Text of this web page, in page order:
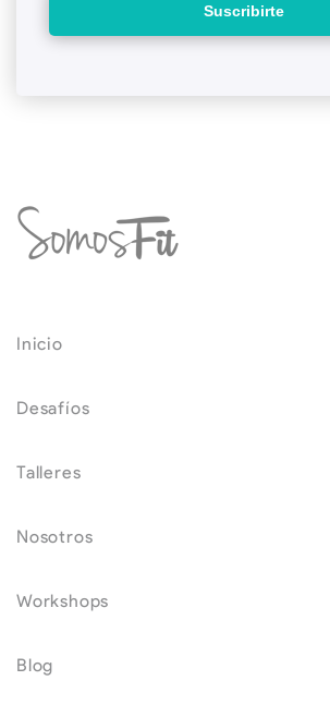
Inicio
Desafíos
Talleres
Nosotros
Workshops
Blog